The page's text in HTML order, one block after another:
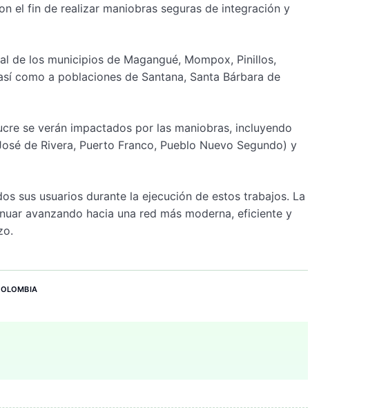
el fin de realizar maniobras seguras de integración y
de los municipios de Magangué, Mompox, Pinillos,
como a poblaciones de Santana, Santa Bárbara de
se verán impactados por las maniobras, incluyendo
de Rivera, Puerto Franco, Pueblo Nuevo Segundo) y
sus usuarios durante la ejecución de estos trabajos. La
avanzando hacia una red más moderna, eficiente y